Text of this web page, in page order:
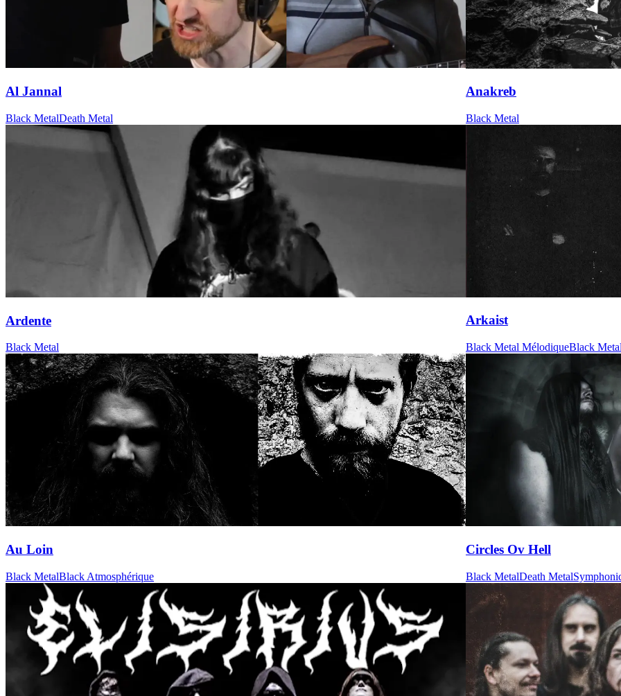
Al Jannal
Black MetalDeath Metal
Anakreb
Black Metal
Ardente
Black Metal
Arkaist
Black Metal MélodiqueBlack
Au Loin
Black MetalBlack Atmosphérique
Circles Ov Hell
Black MetalDeath Metal